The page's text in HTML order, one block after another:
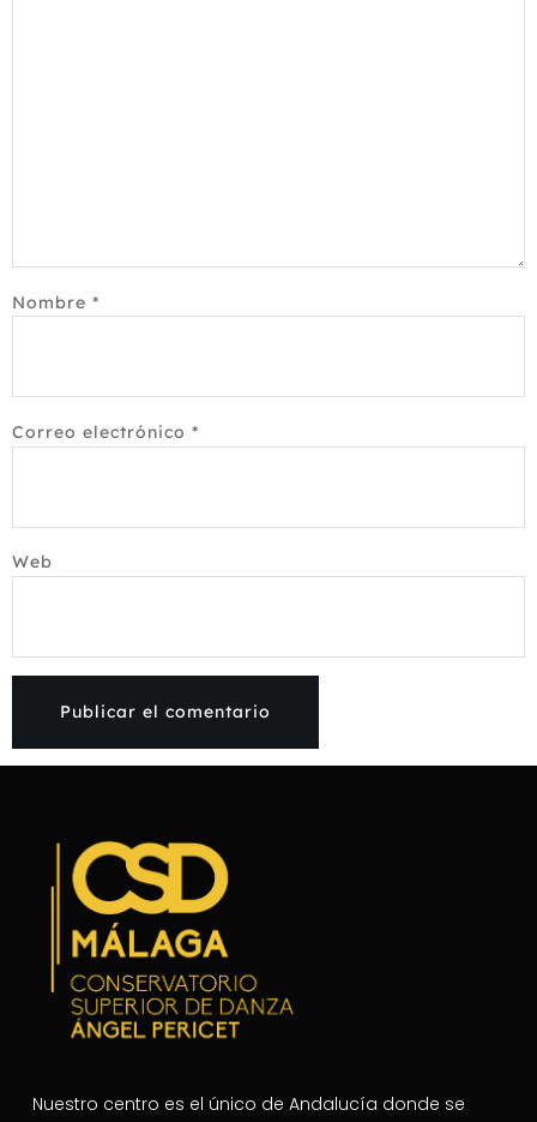
Nombre *
Correo electrónico *
Web
Nuestro centro es el único de Andalucía donde se